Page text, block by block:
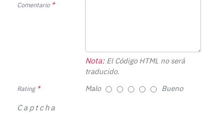
Comentario
Nota:El Código HTML no será
traducido.
Rating Malo Bueno
Captcha